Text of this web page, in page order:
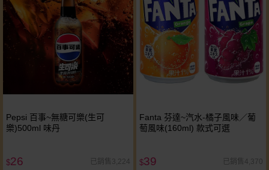
Pepsi 百事~無糖可樂(生可
樂)500ml 味丹
$26 已銷售3,224
Fanta 芬達~汽水-橘子風味／葡
萄風味(160ml) 款式可選
$39 已銷售4,370